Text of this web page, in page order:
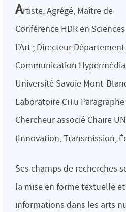
Artiste, Agrégé, Maître de
Conférence HDR en
l’Art ; Directeur Département
Communication
Université Savoie Mont-
Laboratoire CiTu
Chercheur associé Chaire
(Innovation, Transmission,
Ses champs de recherches
la mise en forme textuelle
informations dans les arts